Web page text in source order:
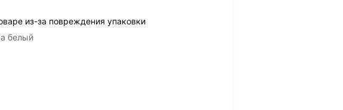
из-за повреждения упаковки
белый